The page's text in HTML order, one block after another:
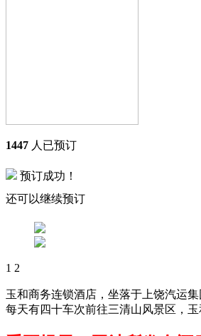
1447 人已预订
预订成功！
还可以继续预订
1 2
玉和商务连锁酒店，坐落于上饶汽运
每天有四十车次前往三清山风景区，